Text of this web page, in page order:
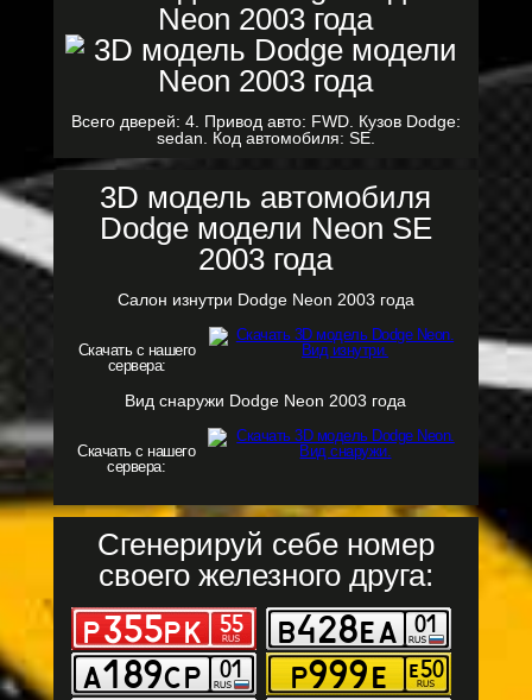
Всего дверей: 4. Привод авто: FWD. Кузов Dodge:
sedan. Код автомобиля: SE.
3D модель автомобиля
Dodge модели Neon SE
2003 года
Салон изнутри Dodge Neon 2003 года
Скачать с нашего
сервера:
Вид снаружи Dodge Neon 2003 года
Скачать с нашего
сервера:
Сгенерируй себе номер
своего железного друга: